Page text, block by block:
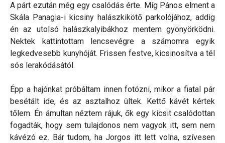
A párt ezután még egy csalódás érte. Míg Pános elment a
Skála Panagia-i kicsiny halászkikötő parkolójához, addig
én az utolsó halászkalyibákhoz mentem gyönyörködni.
Nektek kattintottam lencsevégre a számomra egyik
legkedvesebb kunyhóját. Frissen festve, kicsinosítva a tél
sós lerakódásától.
Épp a hajónkat próbáltam innen fotózni, mikor a fiatal pár
besétált ide, és az asztalhoz ültek. Kettő kávét kértek
tőlem. Én ámultan néztem rájuk, ők egy kicsit csalódottan
fogadták, hogy sem tulajdonos nem vagyok itt, sem nem
kávézó ez. Bár tudom, ha Jorgos itt lett volna, szívesen